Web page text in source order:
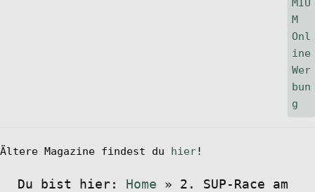
Ältere Magazine findest du hier!
Du bist hier: Home » 2. SUP-Race am